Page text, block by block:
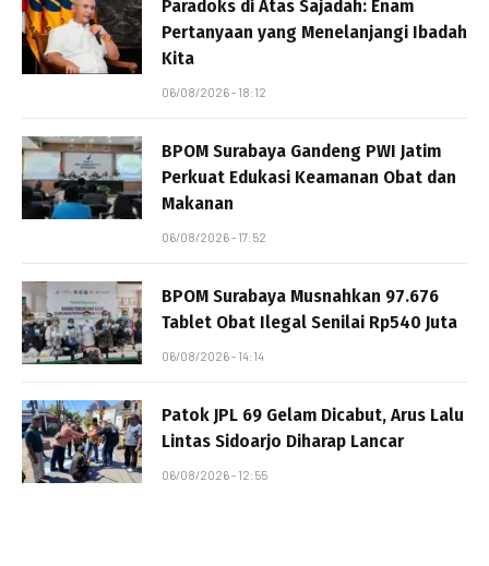
Paradoks di Atas Sajadah: Enam
Pertanyaan yang Menelanjangi Ibadah
Kita
06/08/2026 - 18:12
BPOM Surabaya Gandeng PWI Jatim
Perkuat Edukasi Keamanan Obat dan
Makanan
06/08/2026 - 17:52
BPOM Surabaya Musnahkan 97.676
Tablet Obat Ilegal Senilai Rp540 Juta
06/08/2026 - 14:14
Patok JPL 69 Gelam Dicabut, Arus Lalu
Lintas Sidoarjo Diharap Lancar
06/08/2026 - 12:55